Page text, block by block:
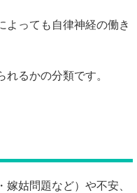
よっても自律神経の働き
るかの分類です。
姑問題など）や不安、